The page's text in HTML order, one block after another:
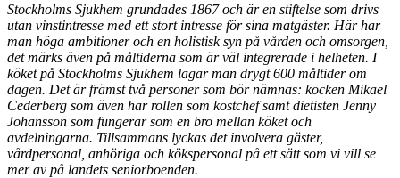
Stockholms Sjukhem grundades 1867 och är en stiftelse som drivs
utan vinstintresse med ett stort intresse för sina matgäster. Här har
man höga ambitioner och en holistisk syn på vården och omsorgen,
det märks även på måltiderna som är väl integrerade i helheten. I
köket på Stockholms Sjukhem lagar man drygt 600 måltider om
dagen. Det är främst två personer som bör nämnas: kocken Mikael
Cederberg som även har rollen som kostchef samt dietisten Jenny
Johansson som fungerar som en bro mellan köket och
avdelningarna. Tillsammans lyckas det involvera gäster,
vårdpersonal, anhöriga och kökspersonal på ett sätt som vi vill se
mer av på landets seniorboenden.